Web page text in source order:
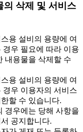
의 삭제 및 서비스
용 설비의 용량에 여
우 필요에 따라 이용
내용물을 삭제할 수
용 설비의 용량에 여
경우 이용자의 서비스
할 수 있습니다.
경우에는 당해 사항을
공지합니다.